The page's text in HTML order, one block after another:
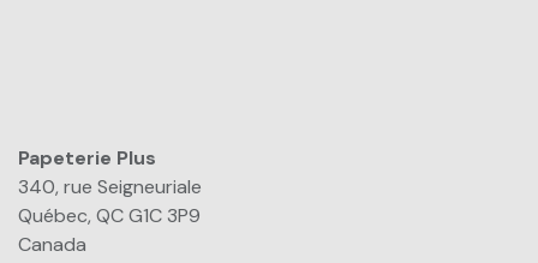
Papeterie Plus​
340, rue Seigneuriale
Québec, QC G1C 3P9
Canada